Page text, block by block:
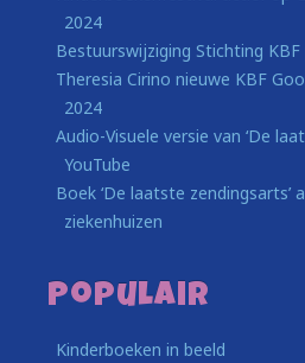
2024
Bestuurswijziging Stichting
Theresia Cirino nieuwe KBF
2024
Audio-Visuele versie van ‘De
YouTube
Boek ‘De laatste zendingsarts’
ziekenhuizen
Populair
Kinderboeken in beeld